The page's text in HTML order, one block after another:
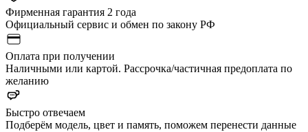
Фирменная гарантия 2 года
Официальный сервис и обмен по закону РФ
Оплата при получении
Наличными или картой. Рассрочка/частичная предоплата по
желанию
Быстро отвечаем
Подберём модель, цвет и память, поможем перенести данные